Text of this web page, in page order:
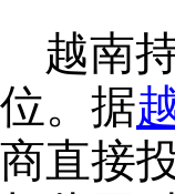
越南
位。据
商直接